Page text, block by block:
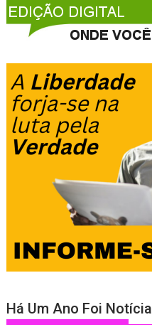
Há Um Ano Foi Notícia